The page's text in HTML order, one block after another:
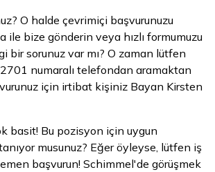
O halde çevrimiçi başvurunuzu
ile bize gönderin veya hızlı formumuzu
bir sorunuz var mı? O zaman lütfen
numaralı telefondan aramaktan
için irtibat kişiniz Bayan Kirsten
basit! Bu pozisyon için uygun
musunuz? Eğer öyleyse, lütfen iş
başvurun! Schimmel'de görüşmek